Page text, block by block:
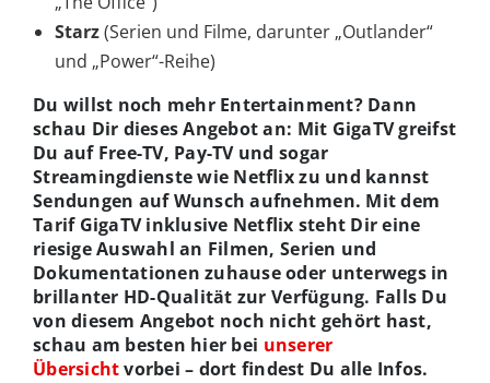
Starz(Serien und Filme, darunter „Outlander“
und „Power“-Reihe)
Du willst noch mehr Entertainment? Dann
schau Dir dieses Angebot an: Mit GigaTV greifst
Du auf Free-TV, Pay-TV und sogar
Streamingdienste wie Netflix zu und kannst
Sendungen auf Wunsch aufnehmen. Mit dem
Tarif GigaTV inklusive Netflix steht Dir eine
riesige Auswahl an Filmen, Serien und
Dokumentationen zuhause oder unterwegs in
brillanter HD-Qualität zur Verfügung. Falls Du
von diesem Angebot noch nicht gehört hast,
schau am besten hier bei unserer
Übersichtvorbei – dort findest Du alle Infos.